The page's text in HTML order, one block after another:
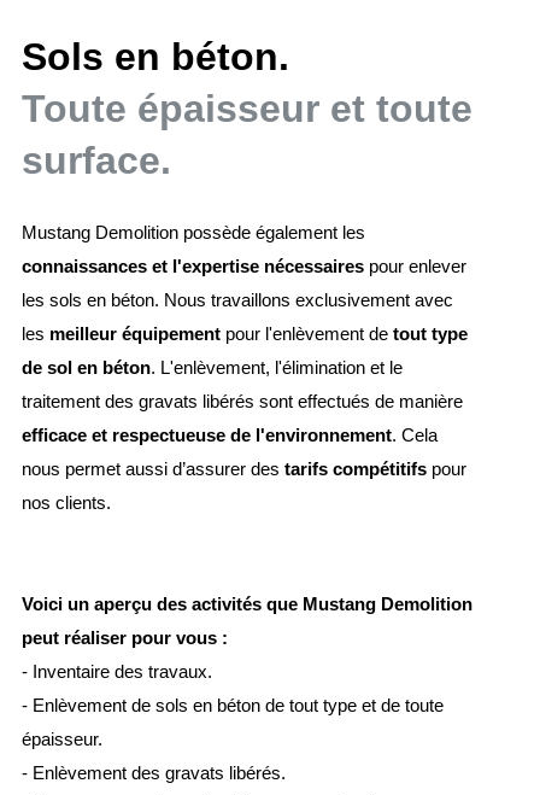
Sols en béton.
Toute épaisseur et toute
surface.
Mustang Demolition possède également les
connaissances et l'expertise nécessaires pour enlever
les sols en béton. Nous travaillons exclusivement avec
les meilleur équipement pour l'enlèvement de tout type
de sol en béton. L'enlèvement, l'élimination et le
traitement des gravats libérés sont effectués de manière
efficace et respectueuse de l'environnement. Cela
nous permet aussi d’assurer des tarifs compétitifs pour
nos clients.
Voici un aperçu des activités que Mustang Demolition
peut réaliser pour vous :
- Inventaire des travaux.
- Enlèvement de sols en béton de tout type et de toute
épaisseur.
- Enlèvement des gravats libérés.